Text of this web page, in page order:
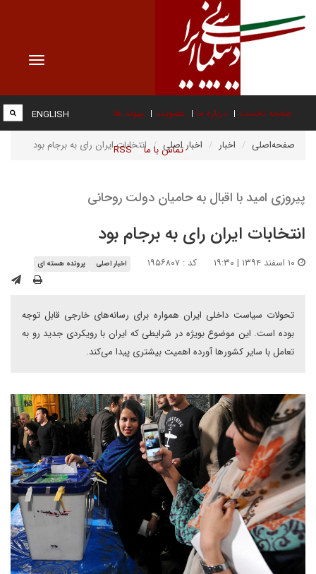
Toggle
صفحه نخست درباره ما عضویت پیوند ها
تماس با ما RSS
ENGLISH
صفحه‌اصلی اخبار اخبار اصلی انتخابات ایران رای به برجام بود
پیروزی امید با اقبال به حامیان دولت روحانی
انتخابات ایران رای به برجام بود
کد : ۱۹۵۶۸۰۷ اخبار اصلی پرونده هسته ای
تحولات سیاست داخلی ایران همواره برای رسانه‌های خارجی قابل توجه
بوده است. این موضوع بویژه در شرایطی که ایران با رویکردی جدید رو به
تعامل با سایر کشورها آورده اهمیت بیشتری پیدا می‌کند.